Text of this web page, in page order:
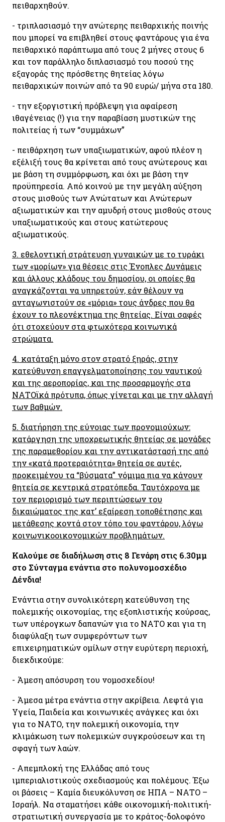
πειθαρχηθούν.
- τριπλασιασμό την ανώτερης πειθαρχικής ποινής
που μπορεί να επιβληθεί στους φαντάρους για ένα
πειθαρχικό παράπτωμα από τους 2 μήνες στους 6
και τον παράλληλο διπλασιασμό του ποσού της
εξαγοράς της πρόσθετης θητείας λόγω
πειθαρχικών ποινών από τα 90 ευρώ/ μήνα στα 180.
- την εξοργιστική πρόβλεψη για αφαίρεση
ιθαγένειας (!) για την παραβίαση μυστικών της
πολιτείας ή των “συμμάχων”
- πειθάρχηση των υπαξιωματικών, αφού πλέον η
εξέλιξή τους θα κρίνεται από τους ανώτερους και
με βάση τη συμμόρφωση, και όχι με βάση την
προϋπηρεσία. Από κοινού με την μεγάλη αύξηση
στους μισθούς των Ανώτατων και Ανώτερων
αξιωματικών και την αμυδρή στους μισθούς στους
υπαξιωματικούς και στους κατώτερους
αξιωματικούς.
3. εθελοντική στράτευση γυναικών με το τυράκι
των «μορίων» για θέσεις στις Ένοπλες Δυνάμεις
και άλλους κλάδους του δημοσίου, οι οποίες θα
αναγκάζονται να υπηρετούν, εάν θέλουν να
ανταγωνιστούν σε «μόρια» τους άνδρες που θα
έχουν το πλεονέκτημα της θητείας. Είναι σαφές
ότι στοχεύουν στα φτωχότερα κοινωνικά
στρώματα.
4. κατάταξη μόνο στον στρατό ξηράς, στην
κατεύθυνση επαγγελματοποίησης του ναυτικού
και της αεροπορίας, και της προσαρμογής στα
ΝΑΤΟϊκά πρότυπα, όπως γίνεται και με την αλλαγή
των βαθμών.
5. διατήρηση της εύνοιας των προνομιούχων:
κατάργηση της υποχρεωτικής θητείας σε μονάδες
της παραμεθορίου και την αντικατάστασή της από
την «κατά προτεραιότητα» θητεία σε αυτές,
προκειμένου τα “βύσματα” νόμιμα πια να κάνουν
θητεία σε κεντρικά στρατόπεδα. Ταυτόχρονα με
τον περιορισμό των περιπτώσεων του
δικαιώματος της κατ’ εξαίρεση τοποθέτησης και
μετάθεσης κοντά στον τόπο του φαντάρου, λόγω
κοινωνικοοικονομικών προβλημάτων.
Καλούμε σε διαδήλωση στις 8 Γενάρη στις 6.30μμ
στο Σύνταγμα ενάντια στο πολυνομοσχέδιο
Δένδια!
Ενάντια στην συνολικότερη κατεύθυνση της
πολεμικής οικονομίας, της εξοπλιστικής κούρσας,
των υπέρογκων δαπανών για το ΝΑΤΟ και για τη
διαφύλαξη των συμφερόντων των
επιχειρηματικών ομίλων στην ευρύτερη περιοχή,
διεκδικούμε:
- Άμεση απόσυρση του νομοσχεδίου!
- Άμεσα μέτρα ενάντια στην ακρίβεια. Λεφτά για
Υγεία, Παιδεία και κοινωνικές ανάγκες και όχι
για το ΝΑΤΟ, την πολεμική οικονομία, την
κλιμάκωση των πολεμικών συγκρούσεων και τη
σφαγή των λαών.
- Απεμπλοκή της Ελλάδας από τους
ιμπεριαλιστικούς σχεδιασμούς και πολέμους. Έξω
οι βάσεις – Καμία διευκόλυνση σε ΗΠΑ – ΝΑΤΟ –
Ισραήλ. Να σταματήσει κάθε οικονομική-πολιτική-
στρατιωτική συνεργασία με το κράτος-δολοφόνο